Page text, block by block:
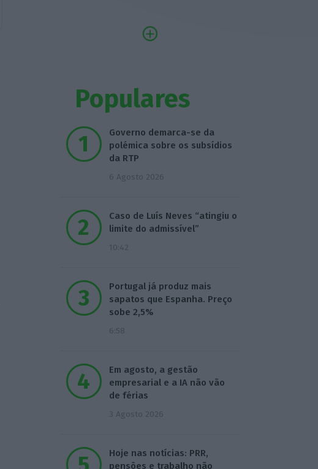
Populares
Governo demarca-se da
polémica sobre os subsídios
da RTP
6 Agosto 2026
Caso de Luís Neves “atingiu o
limite do admissível”
10:42
Portugal já produz mais
sapatos que Espanha. Preço
sobe 2,5%
6:58
Em agosto, a gestão
empresarial e a IA não vão
de férias
3 Agosto 2026
Hoje nas notícias: PRR,
pensões e trabalho não